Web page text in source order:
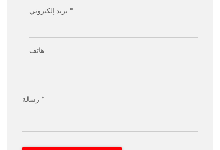
بريد إلكتروني *
هاتف
رسالة *